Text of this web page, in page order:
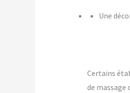
Une
Certains
de massage